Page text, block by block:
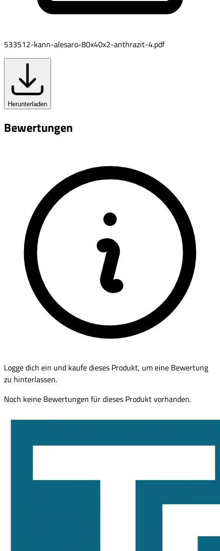
533512-kann-alesaro-80x40x2-anthrazit-4.pdf
Herunterladen
Bewertungen
Logge dich ein und kaufe dieses Produkt, um eine Bewertung
zu hinterlassen.
Noch keine Bewertungen für dieses Produkt vorhanden.